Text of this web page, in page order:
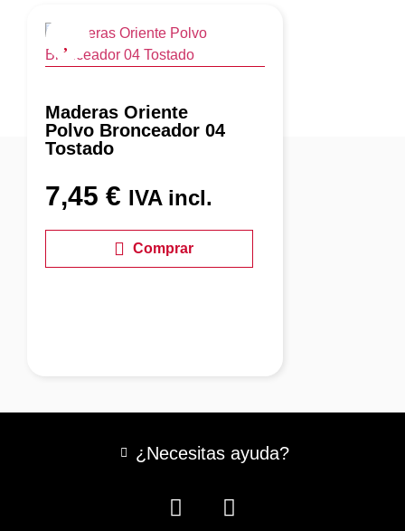
Maderas Oriente
Polvo Bronceador 04
Tostado
7,45 € IVA incl.
Comprar
¿Necesitas ayuda?